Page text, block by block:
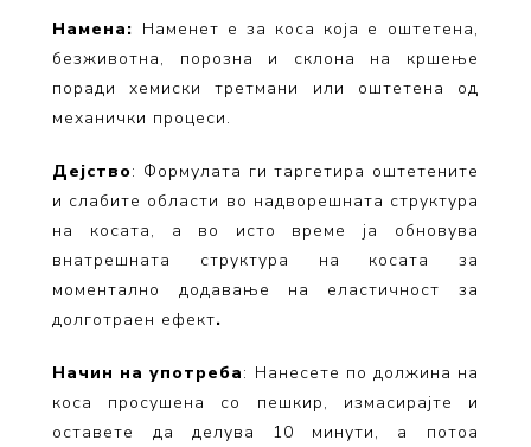
Намена: Наменет е за коса која е оштетена,
безживотна, порозна и склона на кршење
поради хемиски третмани или оштетена од
механички процеси.
Дејство: Формулата ги таргетира оштетените
и слабите области во надворешната структура
на косата, а во исто време ја обновува
внатрешната структура на косата за
моментално додавање на еластичност за
долготраен ефект.
Начин на употреба: Нанесете по должина на
коса просушена со пешкир, измасирајте и
оставете да делува 10 минути, а потоа